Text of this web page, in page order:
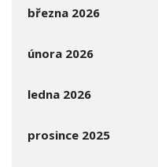
března 2026
února 2026
ledna 2026
prosince 2025